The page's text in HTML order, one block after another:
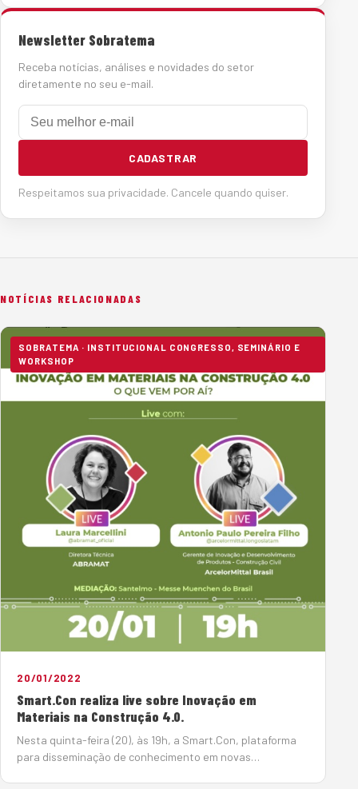
Newsletter Sobratema
Receba notícias, análises e novidades do setor
diretamente no seu e-mail.
E-mail
CADASTRAR
Respeitamos sua privacidade. Cancele quando quiser.
NOTÍCIAS RELACIONADAS
SOBRATEMA · INSTITUCIONAL CONGRESSO, SEMINÁRIO E
WORKSHOP
20/01/2022
Smart.Con realiza live sobre Inovação em
Materiais na Construção 4.0.
Nesta quinta-feira (20), às 19h, a Smart.Con, plataforma
para disseminação de conhecimento em novas